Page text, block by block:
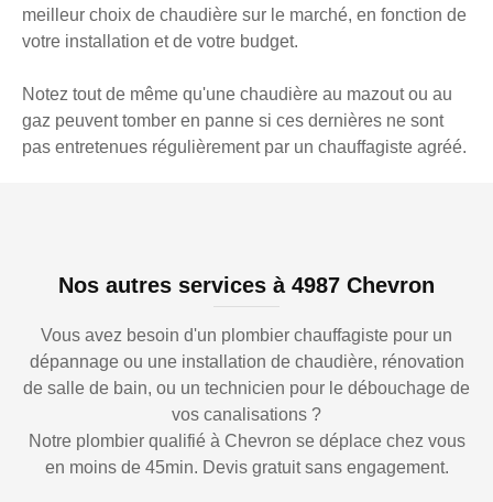
meilleur choix de chaudière sur le marché, en fonction de
votre installation et de votre budget.
Notez tout de même qu'une chaudière au mazout ou au
gaz peuvent tomber en panne si ces dernières ne sont
pas entretenues régulièrement par un chauffagiste agréé.
Nos autres services à 4987 Chevron
Vous avez besoin d'un plombier chauffagiste pour un
dépannage ou une installation de chaudière, rénovation
de salle de bain, ou un technicien pour le débouchage de
vos canalisations ?
Notre plombier qualifié à Chevron se déplace chez vous
en moins de 45min. Devis gratuit sans engagement.